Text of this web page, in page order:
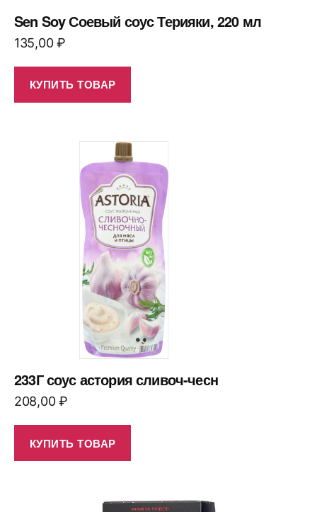
Sen Soy Соевый соус Терияки, 220 мл
135,00₽
КУПИТЬ ТОВАР
233Г соус астория сливоч-чесн
208,00₽
КУПИТЬ ТОВАР